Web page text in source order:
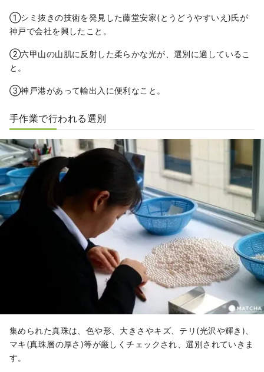
①シミ抜きの技術を発見した藤堂安家(とうどうやすいえ)氏が
神戸で会社を興したこと。
②六甲山の山肌に反射した柔らかな光が、選別に適しているこ
と。
③神戸港があって輸出入に便利なこと。
手作業で行われる選別
集められた真珠は、色や形、大きさやキズ、テリ(光沢や輝き)、
マキ(真珠層の厚さ)等が厳しくチェックされ、選別されていきま
す。